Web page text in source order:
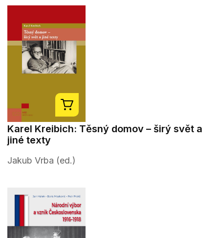
Karel Kreibich: Těsný domov – širý svět a
jiné texty
Jakub Vrba (ed.)